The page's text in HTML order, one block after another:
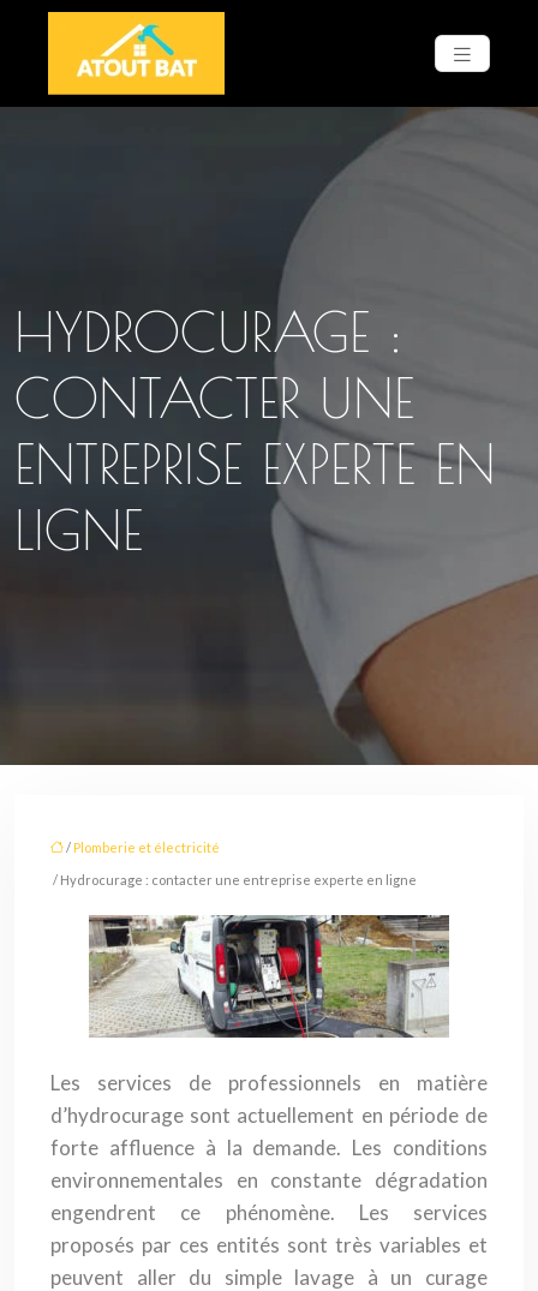
HYDROCURAGE :
CONTACTER UNE
ENTREPRISE EXPERTE EN
LIGNE
/ Plomberie et électricité
/ Hydrocurage : contacter une entreprise experte en ligne
Les services de professionnels en matière
d’hydrocurage sont actuellement en période de
forte affluence à la demande. Les conditions
environnementales en constante dégradation
engendrent ce phénomène. Les services
proposés par ces entités sont très variables et
peuvent aller du simple lavage à un curage